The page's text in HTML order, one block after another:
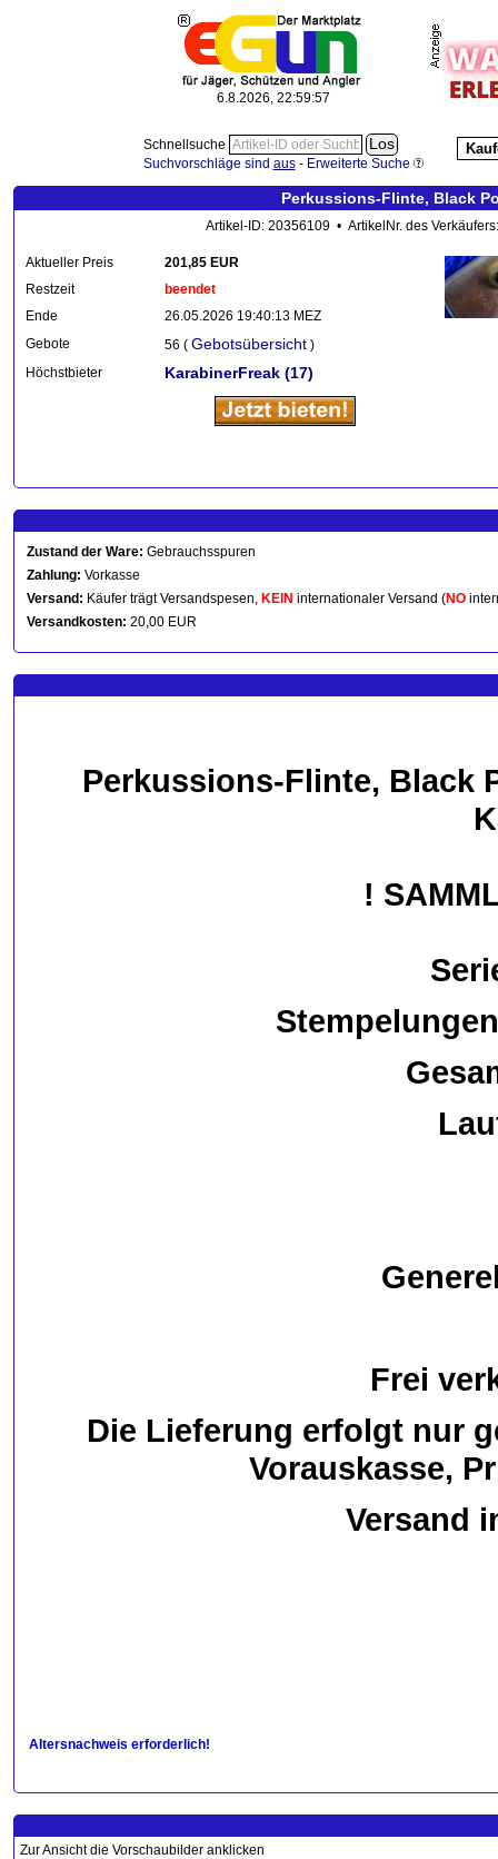
6.8.2026, 22:59:57
Schnellsuche
Suchvorschläge sind aus- Erweiterte Suche
Perkussions-Flinte, Black
Artikel-ID: 20356109 • ArtikelNr. des
Aktueller Preis
201,85 EUR
Restzeit
beendet
Ende
26.05.2026 19:40:13 MEZ
Gebote
56 ( Gebotsübersicht )
Höchstbieter
KarabinerFreak (17)
Zustand der Ware: Gebrauchsspuren
Zahlung: Vorkasse
Versand: Käufer trägt Versandspesen, KEIN internationaler Versand (NO
Versandkosten: 20,00 EUR
Perkussions-Flinte, Black
!
Frei
Die Lieferung erfolgt nur
Vorauskasse,
Versand
Altersnachweis erforderlich!
Zur Ansicht die Vorschaubilder anklicken